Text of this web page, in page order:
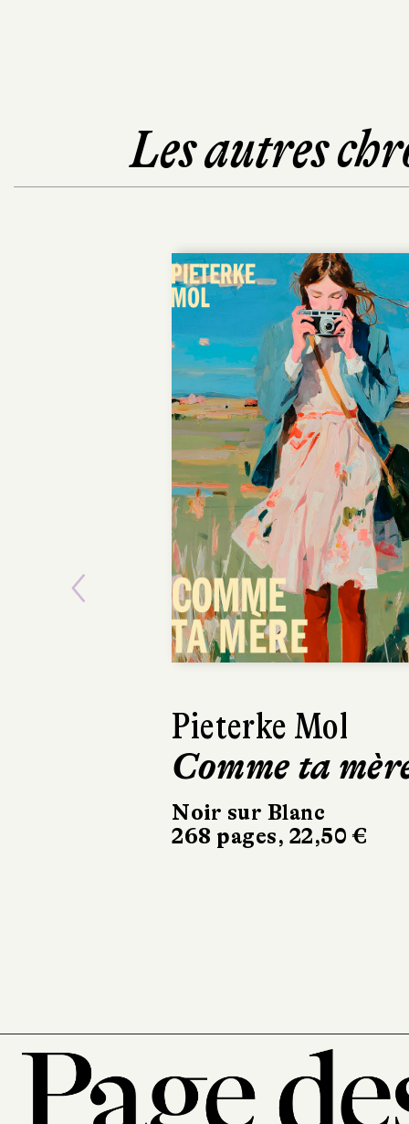
Les autres
Ásta
Sigurdardóttir
Dehors, c’est
printemps
Previous